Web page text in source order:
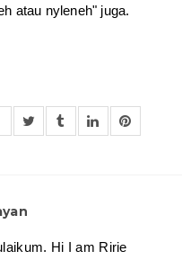
atau nyleneh" juga.
Hi I am Ririe